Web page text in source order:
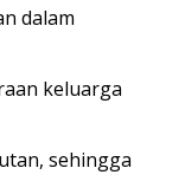
dalam
keluarga
sehingga